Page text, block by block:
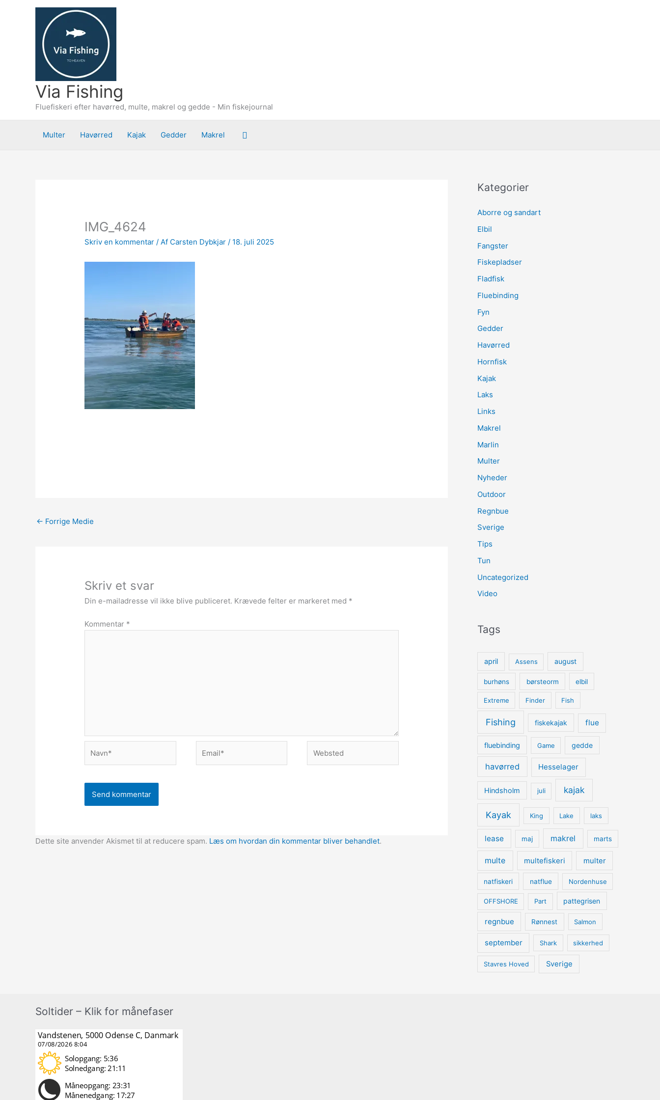
Via Fishing
Fluefiskeri efter havørred, multe, makrel og gedde - Min fiskejournal
Multer Havørred Kajak Gedder Makrel Søg
IMG_4624
Skriv en kommentar / Af Carsten Dybkjar/ 18. juli 2025
← Forrige Medie
Skriv et svar
Din e-mailadresse vil ikke blive publiceret. Krævede felter er markeret med *
Kommentar *
Dette site anvender Akismet til at reducere spam. Læs om hvordan din kommentar bliver behandlet.
Kategorier
Aborre og sandart
Elbil
Fangster
Fiskepladser
Fladfisk
Fluebinding
Fyn
Gedder
Havørred
Hornfisk
Kajak
Laks
Links
Makrel
Marlin
Multer
Nyheder
Outdoor
Regnbue
Sverige
Tips
Tun
Uncategorized
Video
Tags
april Assens august
burhøns børsteorm elbil
Extreme Finder Fish
Fishing fiskekajak flue
fluebinding Game gedde
havørred Hesselager
Hindsholm juli kajak
Kayak King Lake laks
lease maj makrel marts
multe multefiskeri multer
natfiskeri natflue Nordenhuse
OFFSHORE Part pattegrisen
regnbue Rønnest Salmon
september Shark sikkerhed
Stavres Hoved Sverige
Soltider – Klik for månefaser